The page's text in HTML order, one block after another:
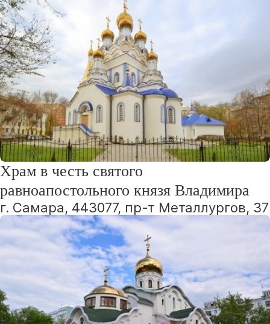
Храм в честь святого
равноапостольного князя Владимира
г. Самара, 443077, пр-т Металлургов, 37